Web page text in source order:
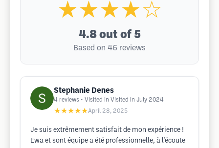
★★★★☆
4.8 out of 5
Based on 46 reviews
Stephanie Denes
4 reviews • Visited in Visited in July 2024
★★★★★April 28, 2025
Je suis extrêmement satisfait de mon expérience !
Ewa et sont équipe a été professionnelle, à l'écoute